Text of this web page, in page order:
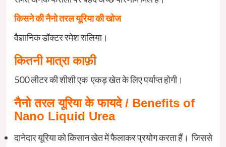
किसने की नैनो तरल यूरिया की खोज
वैज्ञानिक डॉक्टर रमेश रालिया।
कितनी मात्रा काफ़ी
500 लीटर की शीशी एक एकड़ खेत के लिए पर्याप्त होगी।
नैनो तरल यूरिया के फायदे / Benefits of
Nano Liquid Urea
दानेदार यूरिया को किसान खेत में फैलाकर प्रयोग करता हैं। जिससे